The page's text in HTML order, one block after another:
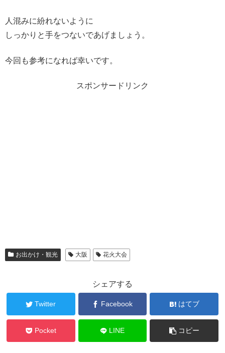
人混みに紛れないように
しっかりと手をつないであげましょう。
今回も参考になれば幸いです。
スポンサードリンク
お出かけ・観光 大阪 花火大会
シェアする
Twitter Facebook はてブ
Pocket LINE コピー